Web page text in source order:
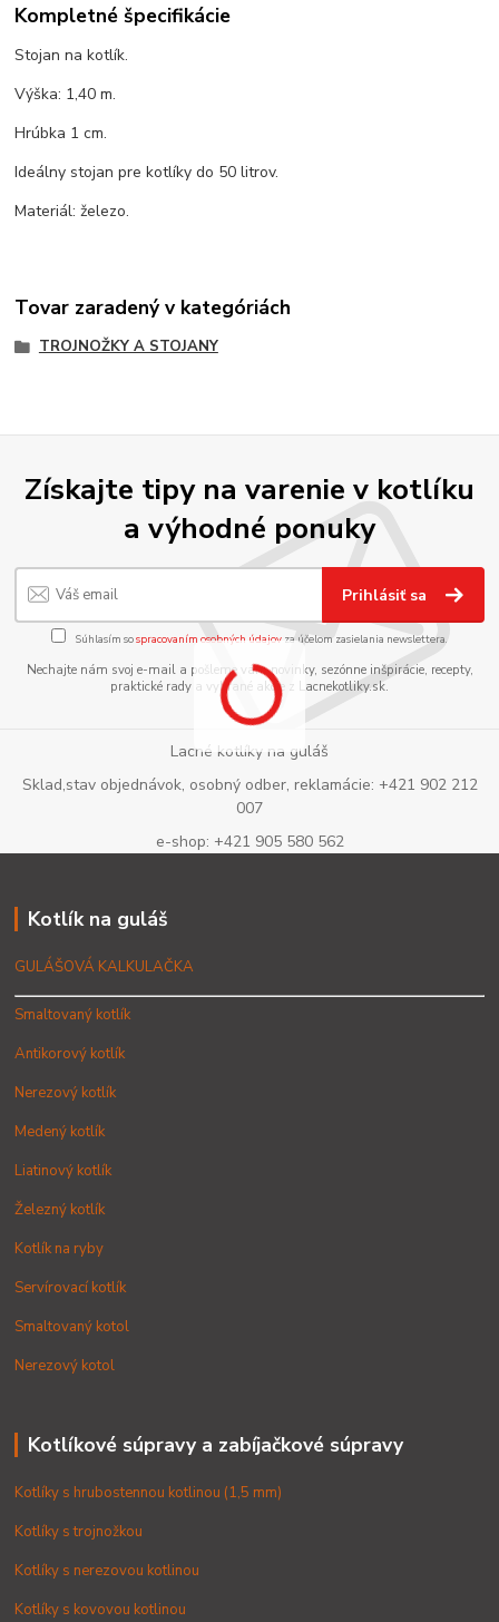
Kompletné špecifikácie
Stojan na kotlík.
Výška: 1,40 m.
Hrúbka 1 cm.
Ideálny stojan pre kotlíky do 50 litrov.
Materiál: železo.
Tovar zaradený v kategóriách
TROJNOŽKY A STOJANY
Získajte tipy na varenie v kotlíku
a výhodné ponuky
Prihlásiť sa
Súhlasím sospracovaním osobných údajov za účelom zasielania newslettera.
Nechajte nám svoj e-mail a pošleme vám novinky, sezónne inšpirácie, recepty,
praktické rady a vybrané akcie z Lacnekotliky.sk.
Lacné kotlíky na guláš
Sklad,stav objednávok, osobný odber, reklamácie: +421 902 212
007
e-shop: +421 905 580 562
Kotlík na guláš
GULÁŠOVÁ KALKULAČKA
Smaltovaný kotlík
Antikorový kotlík
Nerezový kotlík
Medený kotlík
Liatinový kotlík
Železný kotlík
Kotlík na ryby
Servírovací kotlík
Smaltovaný kotol
Nerezový kotol
Kotlíkové súpravy a zabíjačkové súpravy
Kotlíky s hrubostennou kotlinou (1,5 mm)
Kotlíky s trojnožkou
Kotlíky s nerezovou kotlinou
Kotlíky s kovovou kotlinou